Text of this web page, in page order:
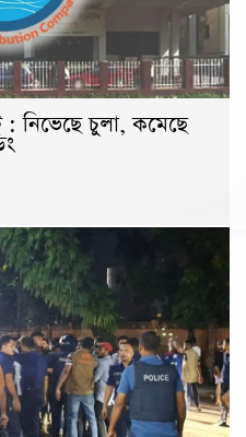
: নিভেছে চুলা, কমেছে